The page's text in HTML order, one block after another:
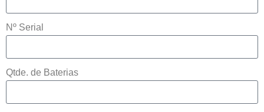
Nº Serial
Qtde. de Baterias